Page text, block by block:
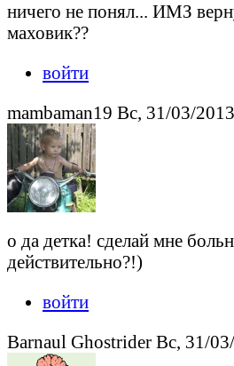
ничего не понял... ИМЗ
маховик??
войти
mambaman19 Вс, 31/03/
о да детка! сделай мне
действительно?!)
войти
Barnaul Ghostrider Вс, 31/